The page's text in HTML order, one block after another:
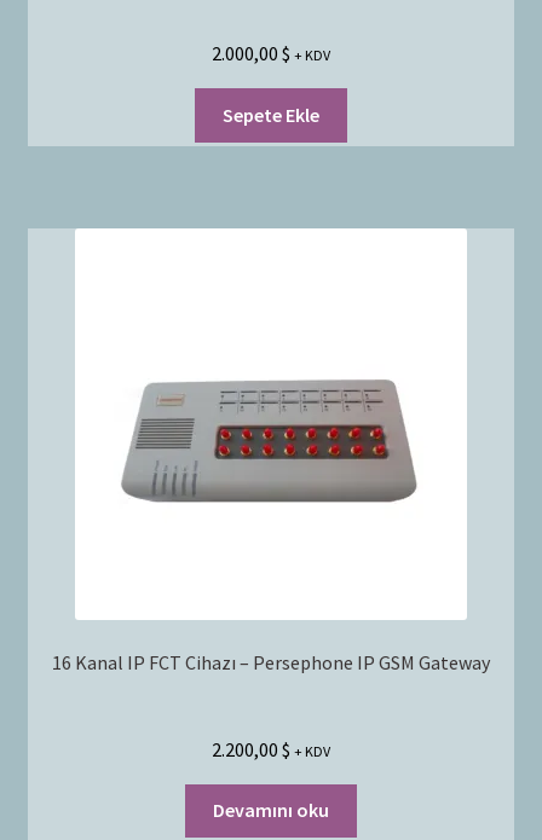
2.000,00 $ + KDV
Sepete Ekle
16 Kanal IP FCT Cihazı – Persephone IP GSM Gateway
2.200,00 $ + KDV
Devamını oku